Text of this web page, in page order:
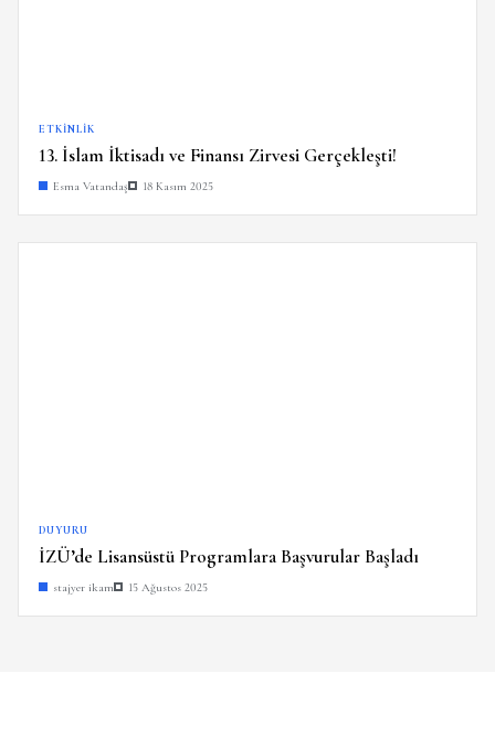
ETKINLIK
13. İslam İktisadı ve Finansı Zirvesi Gerçekleşti!
Esma Vatandaş 18 Kasım 2025
DUYURU
İZÜ’de Lisansüstü Programlara Başvurular Başladı
stajyer ikam 15 Ağustos 2025